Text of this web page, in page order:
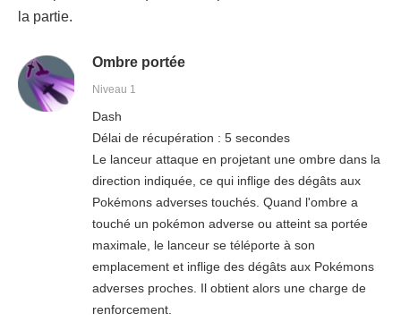
la partie.
Ombre portée
Niveau 1
Dash
Délai de récupération : 5 secondes
Le lanceur attaque en projetant une ombre dans la
direction indiquée, ce qui inflige des dégâts aux
Pokémons adverses touchés. Quand l'ombre a
touché un pokémon adverse ou atteint sa portée
maximale, le lanceur se téléporte à son
emplacement et inflige des dégâts aux Pokémons
adverses proches. Il obtient alors une charge de
renforcement.